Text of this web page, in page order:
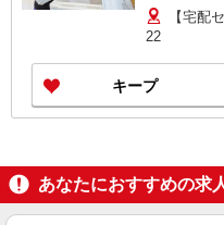
応相談 ※収
間） ◆月収
りなし！ ※
【宅配
22
キープ
あなたにおすすめの求